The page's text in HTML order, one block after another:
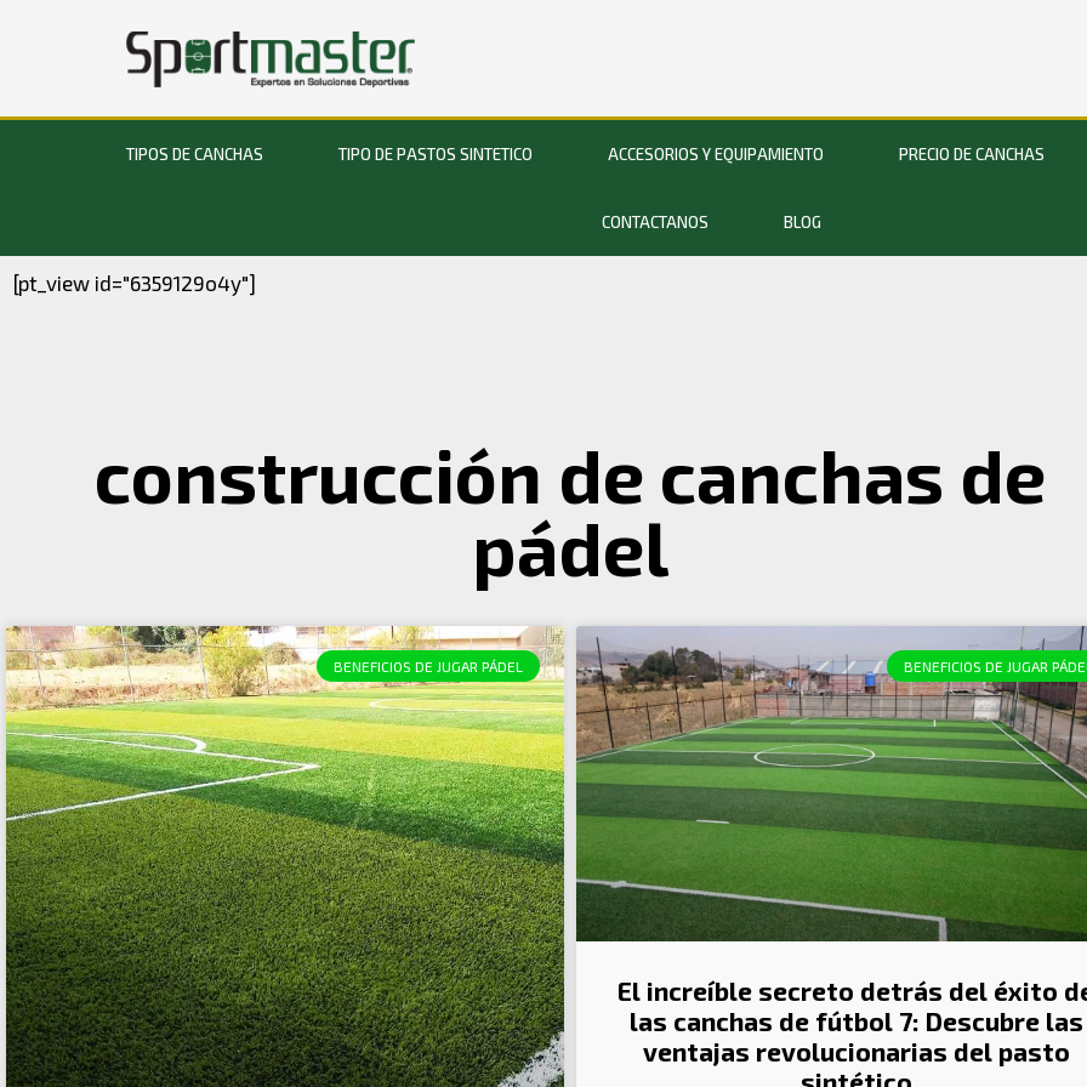
TIPOS DE CANCHAS TIPO DE PASTOS SINTETICO ACCESORIOS Y EQUIPAMIENTO PRECIO DE CANCHAS
CONTACTANOS BLOG
[pt_view id="6359129o4y"]
construcción de canchas de
pádel
BENEFICIOS DE JUGAR PÁDEL BENEFICIOS DE JUGAR
El increíble secreto detrás del éxito
las canchas de fútbol 7: Descubre las
ventajas revolucionarias del pasto